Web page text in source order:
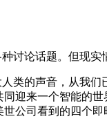
论话题。但现实
类的声音，从我
来一个智能的
公司看到的四个即